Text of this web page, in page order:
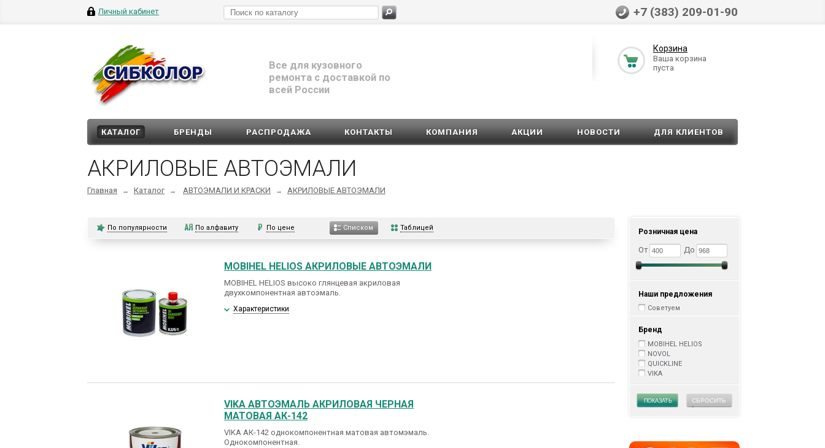
Личный кабинет +7 (383) 209-01-90
Все для кузовного
ремонта с доставкой по
всей России
Корзина
Ваша корзина
пуста
КАТАЛОГ БРЕНДЫ РАСПРОДАЖА КОНТАКТЫ КОМПАНИЯ АКЦИИ НОВОСТИ ДЛЯ КЛИЕНТОВ
АКРИЛОВЫЕ АВТОЭМАЛИ
Главная → Каталог → АВТОЭМАЛИ И КРАСКИ → АКРИЛОВЫЕ АВТОЭМАЛИ
Розничная цена
От До
Наши предложения
Советуем
Бренд
MOBIHEL HELIOS
NOVOL
QUICKLINE
VIKA
ПОКАЗАТЬ СБРОСИТЬ
По популярности По алфавиту По цене Списком Таблицей
MOBIHEL HELIOS АКРИЛОВЫЕ АВТОЭМАЛИ
MOBIHEL HELIOS высоко глянцевая акриловая
двухкомпонентная автоэмаль.
Характеристики
VIKA АВТОЭМАЛЬ АКРИЛОВАЯ ЧЕРНАЯ
МАТОВАЯ АК-142
VIKA АК-142 однокомпонентная матовая автомэмаль.
Однокомпонентная.